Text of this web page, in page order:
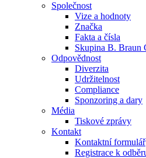
Společnost
Vize a hodnoty
Značka
Fakta a čísla
Skupina B. Braun
Odpovědnost
Diverzita
Udržitelnost
Compliance
Sponzoring a dary
Média
Tiskové zprávy
Kontakt
Kontaktní formulář
Registrace k